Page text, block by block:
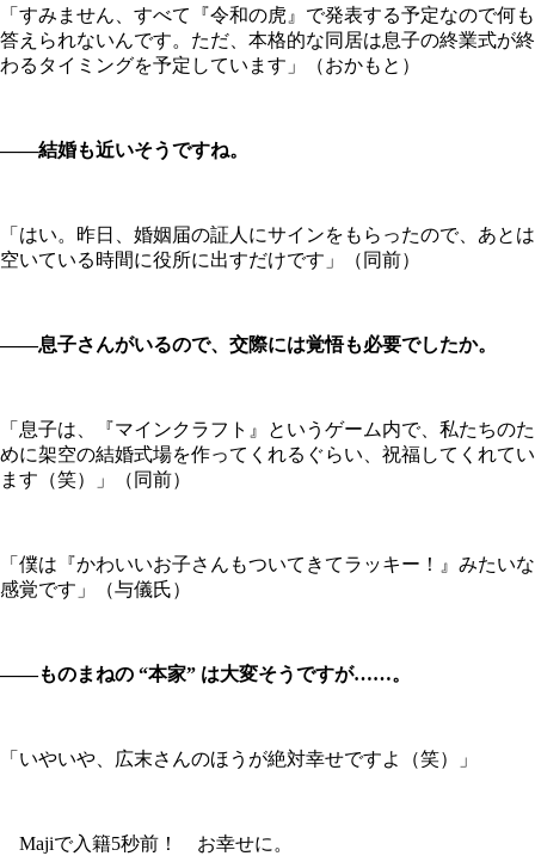
「すみません、すべて『令和の虎』で発表する予定なので何も
答えられないんです。ただ、本格的な同居は息子の終業式が終
わるタイミングを予定しています」（おかもと）
――結婚も近いそうですね。
「はい。昨日、婚姻届の証人にサインをもらったので、あとは
空いている時間に役所に出すだけです」（同前）
――息子さんがいるので、交際には覚悟も必要でしたか。
「息子は、『マインクラフト』というゲーム内で、私たちのた
めに架空の結婚式場を作ってくれるぐらい、祝福してくれてい
ます（笑）」（同前）
「僕は『かわいいお子さんもついてきてラッキー！』みたいな
感覚です」（与儀氏）
――ものまねの “本家” は大変そうですが……。
「いやいや、広末さんのほうが絶対幸せですよ（笑）」
Majiで入籍5秒前！ お幸せに。